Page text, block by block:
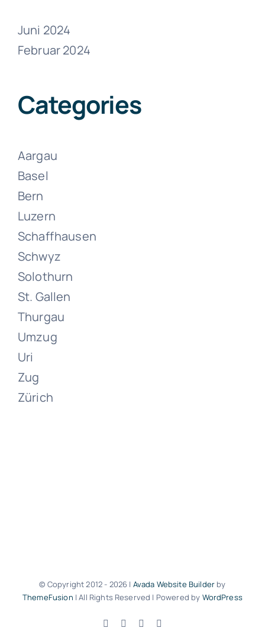
Zollikon
Umzüge
Zürich
Juni 13, 2024
Umzüge
Zollikon
Juni 2024
Februar 2024
Categories
Aargau
Basel
Bern
Luzern
Schaffhausen
Schwyz
Solothurn
St. Gallen
Thurgau
Umzug
Uri
Zug
Zürich
© Copyright 2012 - 2026 | Avada Website Builder by
ThemeFusion | All Rights Reserved | Powered by WordPress
Facebook Instagram